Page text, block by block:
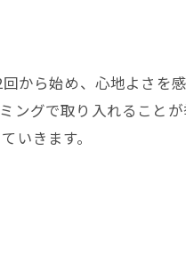
から始め、心地よさを
ングで取り入れること
いきます。